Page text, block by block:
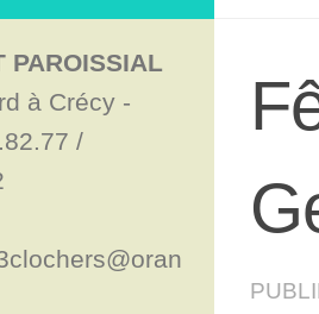
PAROISSIAL
à Crécy -
/